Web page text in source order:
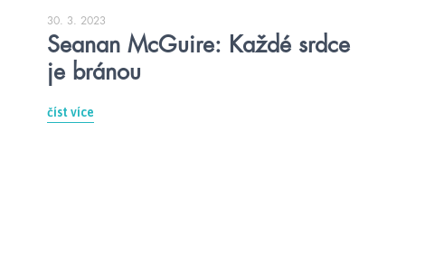
30. 3. 2023
Seanan McGuire: Každé srdce
je bránou
číst více